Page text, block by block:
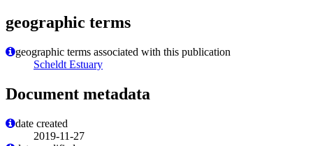
geographic terms
geographic terms associated with this publication
Scheldt Estuary
Document metadata
date created
2019-11-27